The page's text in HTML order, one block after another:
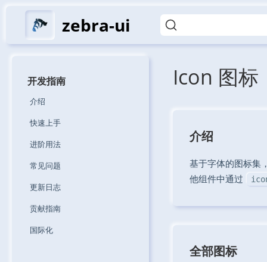
zebra-ui
开发指南
介绍
快速上手
进阶用法
常见问题
更新日志
贡献指南
国际化
Icon 图标
介绍
基于字体的图标集
他组件中通过
全部图标